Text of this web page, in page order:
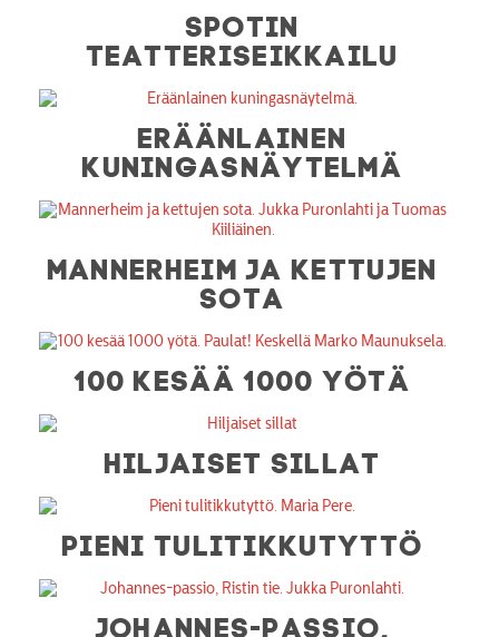
SPOTIN
TEATTERISEIKKAILU
ERÄÄNLAINEN
KUNINGASNÄYTELMÄ
MANNERHEIM JA KETTUJEN
SOTA
100 KESÄÄ 1000 YÖTÄ
HILJAISET SILLAT
PIENI TULITIKKUTYTTÖ
JOHANNES-PASSIO,